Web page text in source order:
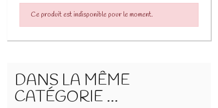
Ce produit est indisponible pour le moment.
DANS LA MÊME
CATÉGORIE ...